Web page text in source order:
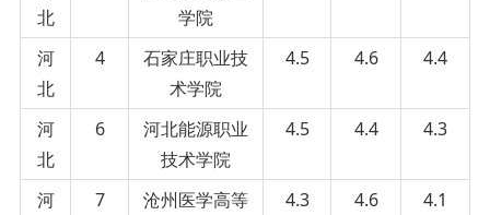
北
学院
河
北
4
石家庄职业技
术学院
4.5 4.6 4.4
河
北
6
河北能源职业
技术学院
4.5 4.4 4.3
河
7
沧州医学高等
4.3 4.6 4.1